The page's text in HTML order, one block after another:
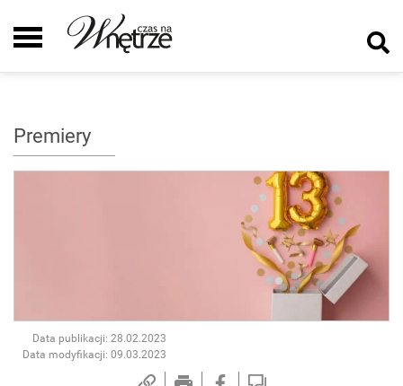
Premiery
Data publikacji: 28.02.2023
Data modyfikacji: 09.03.2023